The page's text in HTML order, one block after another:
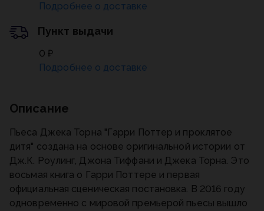
Описание
Пьеса Джека Торна "Гарри Поттер и проклятое
дитя" создана на основе оригинальной истории от
Дж.К. Роулинг, Джона Тиффани и Джека Торна. Это
восьмая книга о Гарри Поттере и первая
официальная сценическая постановка. В 2016 году
одновременно с мировой премьерой пьесы вышло
Подробнее о доставке
Пункт выдачи
0 ₽
Подробнее о доставке